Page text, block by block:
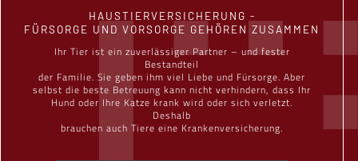
HAUSTIERVERSICHERUNG -
FÜRSORGE UND VORSORGE GEHÖREN ZUSAMMEN
Ihr Tier ist ein zuverlässiger Partner – und fester
Bestandteil
der Familie. Sie geben ihm viel Liebe und Fürsorge. Aber
selbst die beste Betreuung kann nicht verhindern, dass Ihr
Hund oder Ihre Katze krank wird oder sich verletzt.
Deshalb
brauchen auch Tiere eine Krankenversicherung.